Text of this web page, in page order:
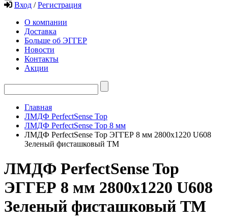
Вход / Регистрация
О компании
Доставка
Больше об ЭГГЕР
Новости
Контакты
Акции
Главная
ЛМДФ PerfectSense Top
ЛМДФ PerfectSense Top 8 мм
ЛМДФ PerfectSense Top ЭГГЕР 8 мм 2800х1220 U608
Зеленый фисташковый TM
ЛМДФ PerfectSense Top
ЭГГЕР 8 мм 2800х1220 U608
Зеленый фисташковый TM